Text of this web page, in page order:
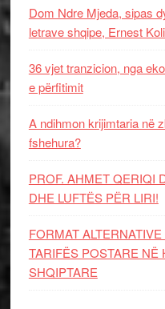
Dom Ndre Mjeda, sipas
letrave shqipe, Ernest
36 vjet tranzicion, nga
e përfitimit
A ndihmon krijimtaria në
fshehura?
PROF. AHMET QERIQI
DHE LUFTЁS PЁR LIRI!
FORMAT
TARIFËS POSTARE NË
SHQIPTARE